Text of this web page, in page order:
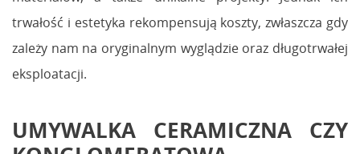
trwałość i estetyka rekompensują koszty, zwłaszcza gdy
zależy nam na oryginalnym wyglądzie oraz długotrwałej
eksploatacji.
UMYWALKA CERAMICZNA CZY